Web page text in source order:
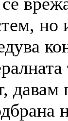
но
давам